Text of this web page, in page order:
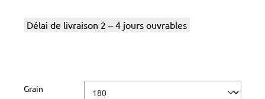
Délai de livraison 2 – 4 jours ouvrables
Sélectionnez
Grain